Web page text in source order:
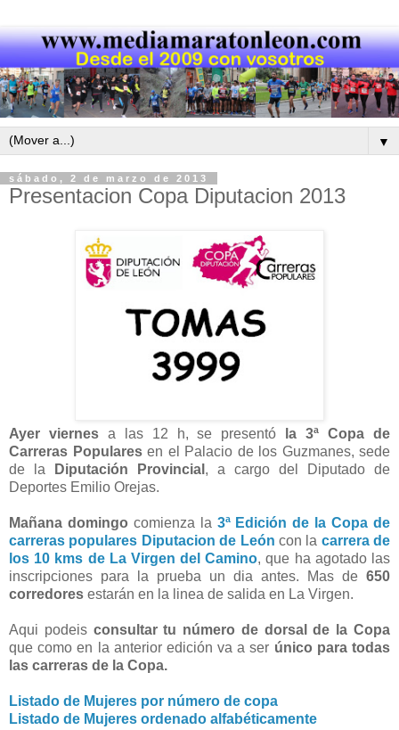
▼
sábado, 2 de marzo de 2013
Presentacion Copa Diputacion 2013
Ayer viernesa las 12 h, se presentó
la 3ª Copa de
Carreras Popularesen el Palacio de los Guzmanes, sede
de la
Diputación Provincial , a cargo del Diputado de
Deportes Emilio Orejas.
Mañana domingo comienza la 3ª Edición de la Copa de
carreras populares Diputacion de León con la carrera de
los 10 kms de La Virgen del Camino, que ha agotado las
inscripciones para la prueba un dia antes. Mas de 650
corredores estarán en la linea de salida en La Virgen.
Aqui podeis consultar tu número de dorsal de la Copa
que como en la anterior edición va a ser único para todas
las carreras de la Copa.
Listado de Mujeres por número de copa
Listado de Mujeres ordenado alfabéticamente